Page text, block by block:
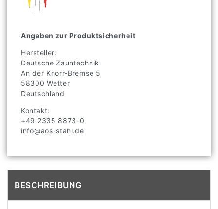
Angaben zur Produktsicherheit
Hersteller:
Deutsche Zauntechnik
An der Knorr-Bremse 5
58300 Wetter
Deutschland
Kontakt:
+49 2335 8873-0
info@aos-stahl.de
BESCHREIBUNG